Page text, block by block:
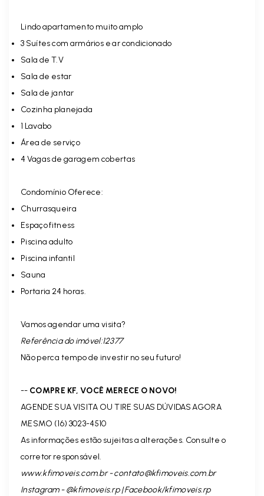
Lindo apartamento muito amplo
3 Suítes com armários e ar condicionado
Sala de T.V
Sala de estar
Sala de jantar
Cozinha planejada
1 Lavabo
Área de serviço
4 Vagas de garagem cobertas
Condomínio Oferece:
Churrasqueira
Espaço fitness
Piscina adulto
Piscina infantil
Sauna
Portaria 24 horas.
Vamos agendar uma visita?
Referência do imóvel:12377
Não perca tempo de investir no seu futuro!
-- COMPRE KF, VOCÊ MERECE O NOVO!
AGENDE SUA VISITA OU TIRE SUAS DÚVIDAS AGORA
MESMO (16) 3023-4510
As informações estão sujeitas a alterações. Consulte o
corretor responsável.
www.kfimoveis.com.br -contato@kfimoveis.com.br
Instagram - @kfimoveis.rp | Facebook/kfimoveis.rp